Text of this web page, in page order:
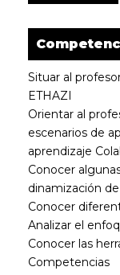
Situar al
ETHAZI
Orientar al
escenarios de
aprendizaje
Conocer
dinamización
Conocer
Analizar el
Conocer las
Competencias